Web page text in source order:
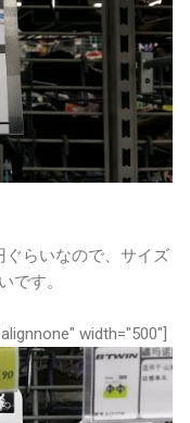
ぐらいなので、サイズ
です。
width="500"]